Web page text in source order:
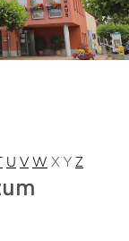
U V W X Y Z